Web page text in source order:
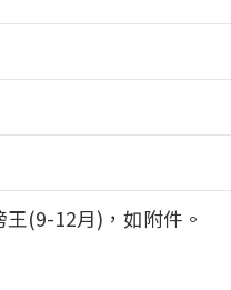
(9-12月)，如附件。